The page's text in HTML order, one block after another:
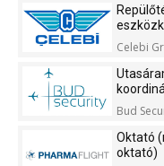
Celebi
Bud
Oktató
oktató)